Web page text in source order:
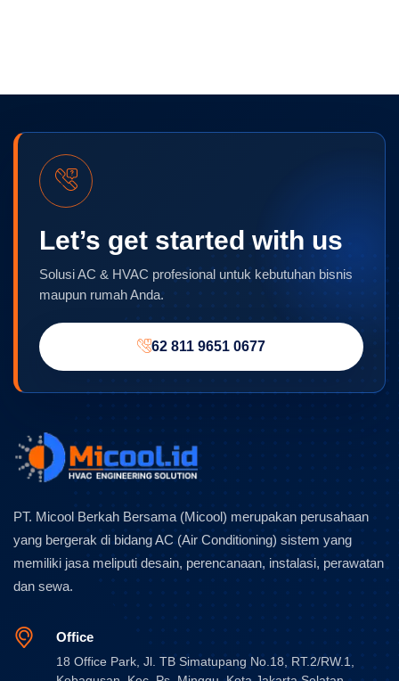
Let’s get started with us
Solusi AC & HVAC profesional untuk kebutuhan bisnis
maupun rumah Anda.
62 811 9651 0677
PT. Micool Berkah Bersama (Micool) merupakan perusahaan
yang bergerak di bidang AC (Air Conditioning) sistem yang
memiliki jasa meliputi desain, perencanaan, instalasi, perawatan
dan sewa.
Office
18 Office Park, Jl. TB Simatupang No.18, RT.2/RW.1,